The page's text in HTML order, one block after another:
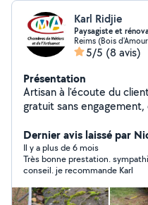
Karl Ridjie
Paysagiste et
Reims (Bois
5/5 (8 avis)
Présentation
Artisan à l'écoute du
gratuit sans
Dernier avis laissé par
Il y a plus de 6 mois
Très bonne prestation.
conseil. je recommande Karl